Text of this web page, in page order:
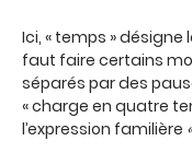
Ici, « temps »
faut faire certains
séparés par des
« charge en quatre
l’expression familière